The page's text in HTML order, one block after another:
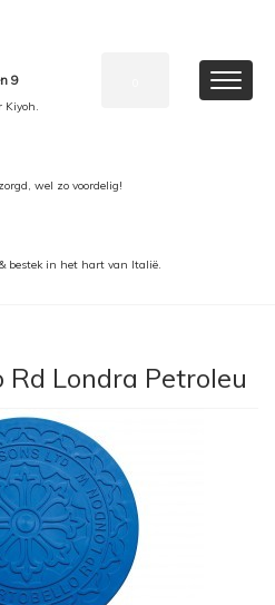
9
Kiyoh.
wel zo voordelig!
bestek in het hart van Italië.
Rd Londra Petroleu